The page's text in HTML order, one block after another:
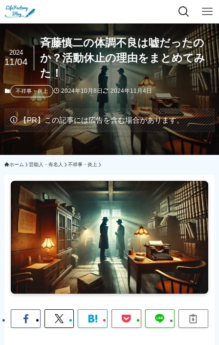
斉藤慎二の体調不良は嘘だったの
か？活動休止の理由をまとめてみ
た！
2024
11/04
不祥事・炎上 2024年10月8日 2024年11月4日
【PR】この記事には広告を含む場合があります。
ホーム 芸能人・有名人 不祥事・炎上